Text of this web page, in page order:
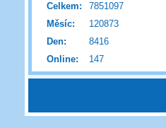
Online: 147
Celkem:
7851097
Měsíc:
120873
Den:
8416